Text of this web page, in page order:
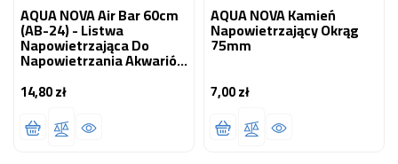
AQUA NOVA Air Bar 60cm
(AB-24) - Listwa
Napowietrzająca Do
Napowietrzania Akwariów
I Oczek Wodnych
14,80 złCena
AQUA NOVA Kamień
Napowietrzający Okrąg
75mm
7,00 złCena